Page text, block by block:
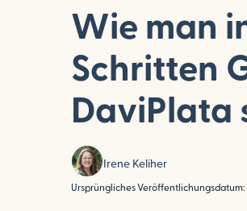
Wie man
Schritten
DaviPlata
Irene Keliher
Ursprüngliches Veröffentlichungsdatum: